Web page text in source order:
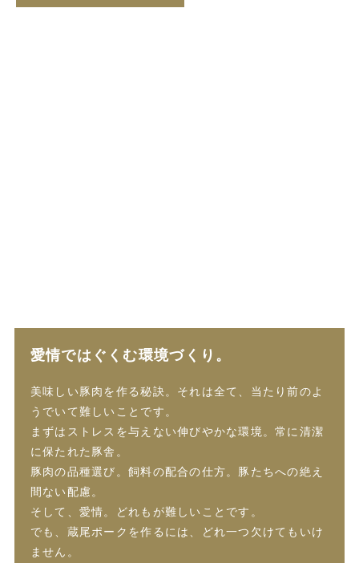
愛情ではぐくむ環境づくり。
美味しい豚肉を作る秘訣。それは全て、当たり前のよ
うでいて難しいことです。
まずはストレスを与えない伸びやかな環境。常に清潔
に保たれた豚舎。
豚肉の品種選び。飼料の配合の仕方。豚たちへの絶え
間ない配慮。
そして、愛情。どれもが難しいことです。
でも、蔵尾ポークを作るには、どれ一つ欠けてもいけ
ません。